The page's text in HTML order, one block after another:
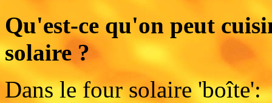
Qu'est-ce qu'on peut
solaire ?
Dans le four solaire 'boîte':